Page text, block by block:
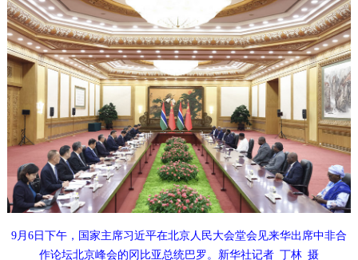
9月6日下午，国家主席习近平在北京人民大会堂会见来华出席中非合
作论坛北京峰会的冈比亚总统巴罗。新华社记者 丁林 摄